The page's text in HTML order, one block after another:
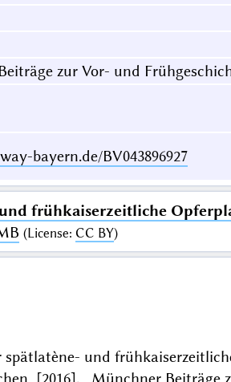
zur Vor- und
bayern.de/BV043896927
frühkaiserzeitliche
(License: CC BY)
und